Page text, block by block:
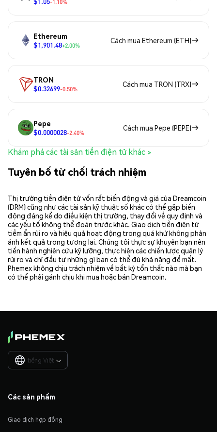
-1.10%
Ethereum
$1,901.48+2.00%
Cách mua Ethereum (ETH)
TRON
$0.32699-0.50%
Cách mua TRON (TRX)
Pepe
$0.0000028-2.40%
Cách mua Pepe (PEPE)
Khám phá các tài sản tiền điện tử khác >
Tuyên bố từ chối trách nhiệm
Thị trường tiền điện tử vốn rất biến động và giá của Dreamcoin
(DRM) cũng như các tài sản kỹ thuật số khác có thể gặp biến
động đáng kể do điều kiện thị trường, thay đổi về quy định và
các yếu tố không thể đoán trước khác. Giao dịch tiền điện tử
tiềm ẩn rủi ro và hiệu quả hoạt động trong quá khứ không phản
ánh kết quả trong tương lai. Chúng tôi thực sự khuyên bạn nên
tiến hành nghiên cứu kỹ lưỡng, thực hiện các chiến lược quản lý
rủi ro và chỉ đầu tư những gì bạn có thể đủ khả năng để mất.
Phemex không chịu trách nhiệm về bất kỳ tổn thất nào mà bạn
có thể phải gánh chịu khi mua hoặc bán Dreamcoin.
tiếng Việt 
Các sản phẩm
Giao dịch hợp đồng